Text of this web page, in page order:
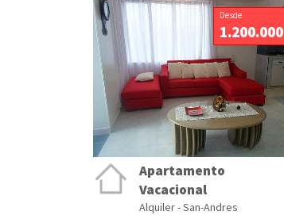
Desde
1.200.000
Apartamento
Vacacional
Alquiler - San-Andres